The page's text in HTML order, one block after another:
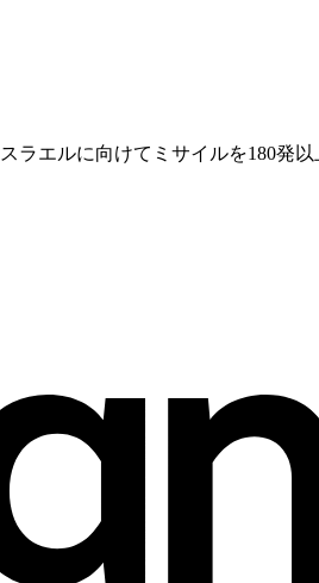
エルに向けてミサイルを180発